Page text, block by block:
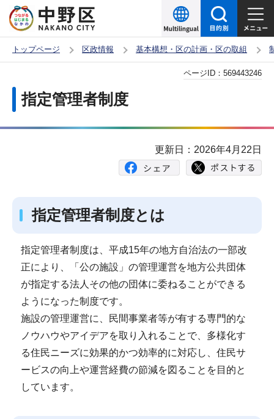
の
ー
頭
トップページ 区政情報 基本構想・区の計画・区の取組
指定管理者制度
ページID： 569443246
更新日：2026年4月22日
指定管理者制度とは
指定管理者制度は、平成15年の地方自治法の一部改
正により、「公の施設」の管理運営を地方公共団体
が指定する法人その他の団体に委ねることができる
ようになった制度です。
施設の管理運営に、民間事業者等が有する専門的な
ノウハウやアイデアを取り入れることで、多様化す
る住民ニーズに効果的かつ効率的に対応し、住民サ
ービスの向上や運営経費の節減を図ることを目的と
しています。